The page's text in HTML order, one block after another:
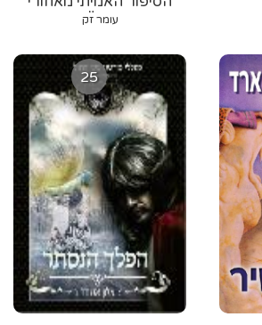
התנ"ך
עומר זק
25